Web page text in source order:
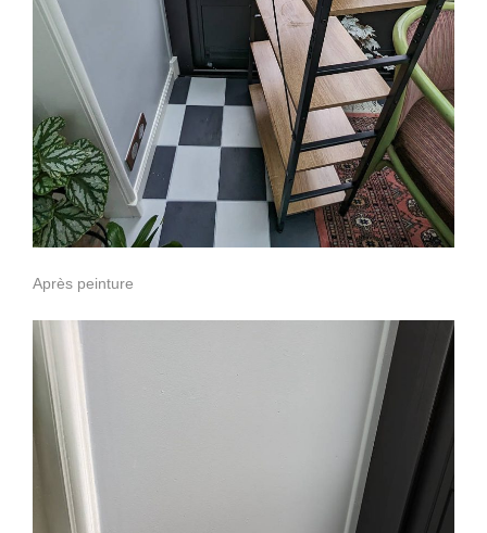
Après peinture